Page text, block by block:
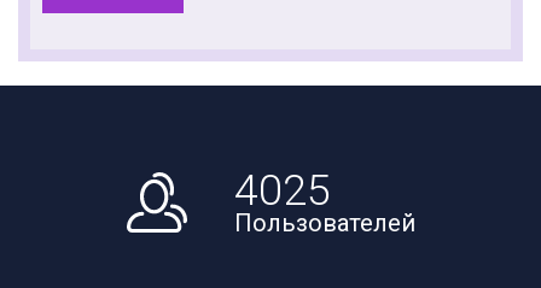
4025
Пользователей